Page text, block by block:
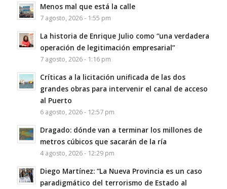
Menos mal que está la calle
7 agosto, 2026 - 1:55 pm
La historia de Enrique Julio como “una verdadera
operación de legitimación empresarial”
7 agosto, 2026 - 1:16 pm
Críticas a la licitación unificada de las dos
grandes obras para intervenir el canal de acceso
al Puerto
6 agosto, 2026 - 12:57 pm
Dragado: dónde van a terminar los millones de
metros cúbicos que sacarán de la ría
4 agosto, 2026 - 12:29 pm
Diego Martínez: “La Nueva Provincia es un caso
paradigmático del terrorismo de Estado al